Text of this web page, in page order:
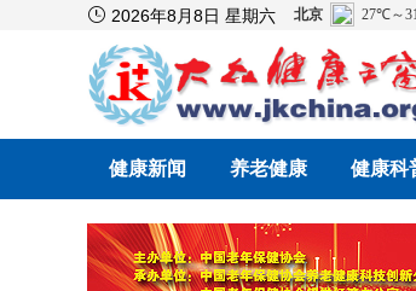
 2026年8月8日 星期六
健康新闻 养老健康 健康科